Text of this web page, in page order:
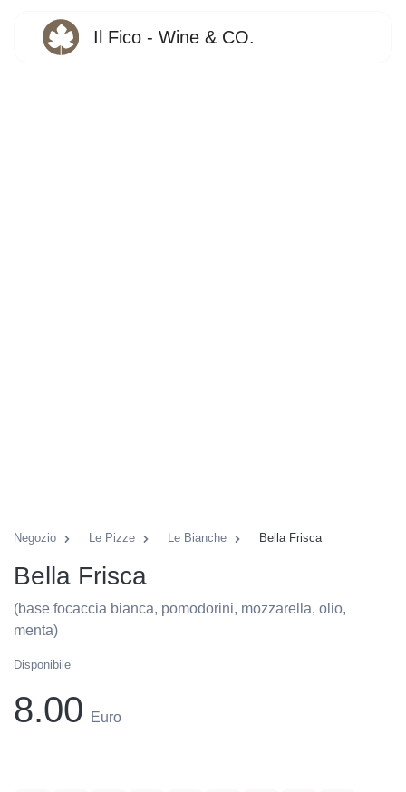
Il Fico - Wine & CO.
Negozio Le Pizze Le Bianche Bella Frisca
Bella Frisca
(base focaccia bianca, pomodorini, mozzarella, olio,
menta)
Disponibile
8.00 Euro